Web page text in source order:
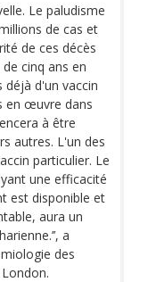
Le paludisme
de cas et
de ces décès
cinq ans en
déjà d'un vaccin
en œuvre dans
à être
autres. L'un des
particulier. Le
une efficacité
est disponible et
aura un
a
des